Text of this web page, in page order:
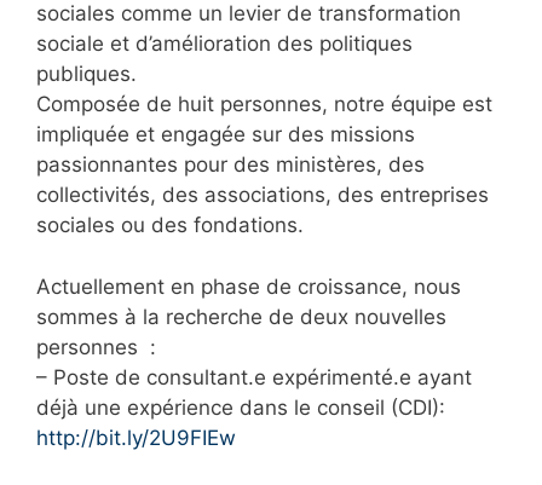
sociales comme un levier de transformation
sociale et d’amélioration des politiques
publiques.
Composée de huit personnes, notre équipe est
impliquée et engagée sur des missions
passionnantes pour des ministères, des
collectivités, des associations, des entreprises
sociales ou des fondations.
Actuellement en phase de croissance, nous
sommes à la recherche de deux nouvelles
personnes :
– Poste de consultant.e expérimenté.e ayant
déjà une expérience dans le conseil (CDI):
http://bit.ly/2U9FIEw